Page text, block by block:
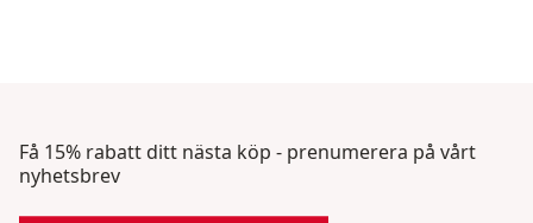
Få 15% rabatt ditt nästa köp - prenumerera på vårt
nyhetsbrev